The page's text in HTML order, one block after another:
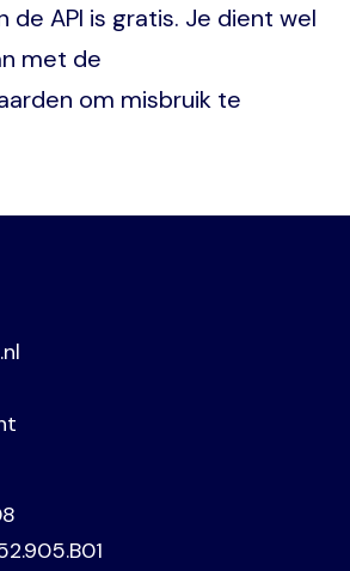
de API is gratis. Je dient wel
met de
om misbruik te